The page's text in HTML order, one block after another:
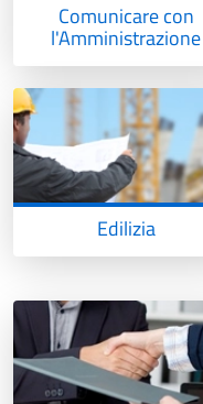
Comunicare con
l'Amministrazione
Edilizia